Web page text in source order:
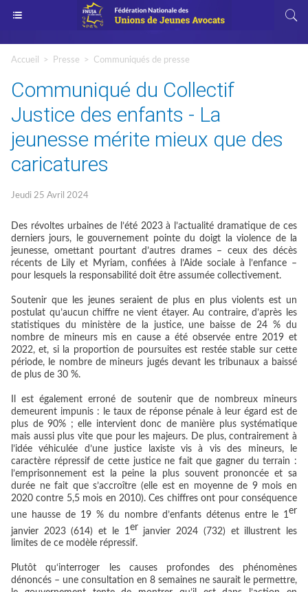
Accueil > Presse > Communiqués de presse
Communiqué du Collectif
Justice des enfants - La
jeunesse mérite mieux que des
caricatures
Jeudi 25 Avril 2024
Des révoltes urbaines de l’été 2023 à l’actualité dramatique de ces
derniers jours, le gouvernement pointe du doigt la violence de la
jeunesse, omettant pourtant d’autres drames – ceux des décès
récents de Lily et Myriam, confiées à l’Aide sociale à l’enfance –
pour lesquels la responsabilité doit être assumée collectivement.
Soutenir que les jeunes seraient de plus en plus violents est un
postulat qu’aucun chiffre ne vient étayer. Au contraire, d’après les
statistiques du ministère de la justice, une baisse de 24 % du
nombre de mineurs mis en cause a été observée entre 2019 et
2022, et, si la proportion de poursuites est restée stable sur cette
période, le nombre de mineurs jugés devant les tribunaux a baissé
de plus de 30 %.
Il est également erroné de soutenir que de nombreux mineurs
demeurent impunis : le taux de réponse pénale à leur égard est de
plus de 90% ; elle intervient donc de manière plus systématique
mais aussi plus vite que pour les majeurs. De plus, contrairement à
l’idée véhiculée d’une justice laxiste vis à vis des mineurs, le
caractère répressif de cette justice ne fait que gagner du terrain :
l’emprisonnement est la peine la plus souvent prononcée et sa
durée ne fait que s’accroître (elle est en moyenne de 9 mois en
2020 contre 5,5 mois en 2010). Ces chiffres ont pour conséquence
une hausse de 19 % du nombre d’enfants détenus entre le 1 er
janvier 2023 (614) et le 1 er janvier 2024 (732) et illustrent les
limites de ce modèle répressif.
Plutôt qu‘interroger les causes profondes des phénomènes
dénoncés – une consultation en 8 semaines ne saurait le permettre,